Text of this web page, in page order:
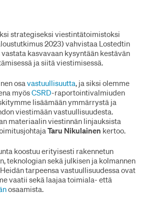
strategiseksi viestintätoimistoksi
2023) vahvistaa Lostedtin
kasvavaan kysyntään kestävän
ja siitä viestimisessä.
osavastuullisuutta, ja siksi olemme
myösCSRD-raportointivalmiuden
lisäämään ymmärrystä ja
viestimään vastuullisuudesta.
materiaalin viestinnän linjauksista
Taru Nikulainen kertoo.
koostuu erityisesti rakennetun
teknologian sekä julkisen ja kolmannen
tarpeensa vastuullisuudessa ovat
vaatii sekä laajaa toimiala- että
osaamista.